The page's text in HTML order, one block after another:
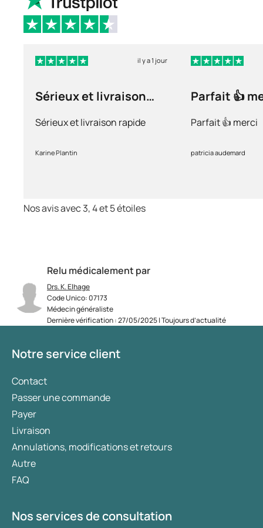
Relu médicalement par
Drs. K. Elhage
Code Unico: 07173
Médecin généraliste
Dernière vérification : 27/05/2025 | Toujours d’actualité
il y a 1 jour
Sérieux et livraison
Sérieux et livraison rapide
Karine Plantin
Parfait 👍
Parfait 👍 merci
patricia audemard
Nos avis avec 3, 4 et 5 étoiles
Notre service client
Contact
Passer une commande
Payer
Livraison
Annulations, modifications et retours
Autre
FAQ
Nos services de consultation